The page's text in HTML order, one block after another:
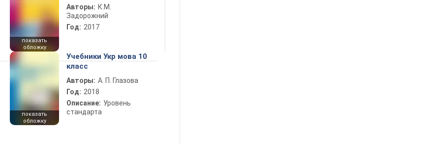
показать
обложку
Авторы: К.М.
Задорожний
Год: 2017
показать
обложку
Учебники Укр мова 10
класс
Авторы: А. П. Глазова
Год: 2018
Описание: Уровень
стандарта